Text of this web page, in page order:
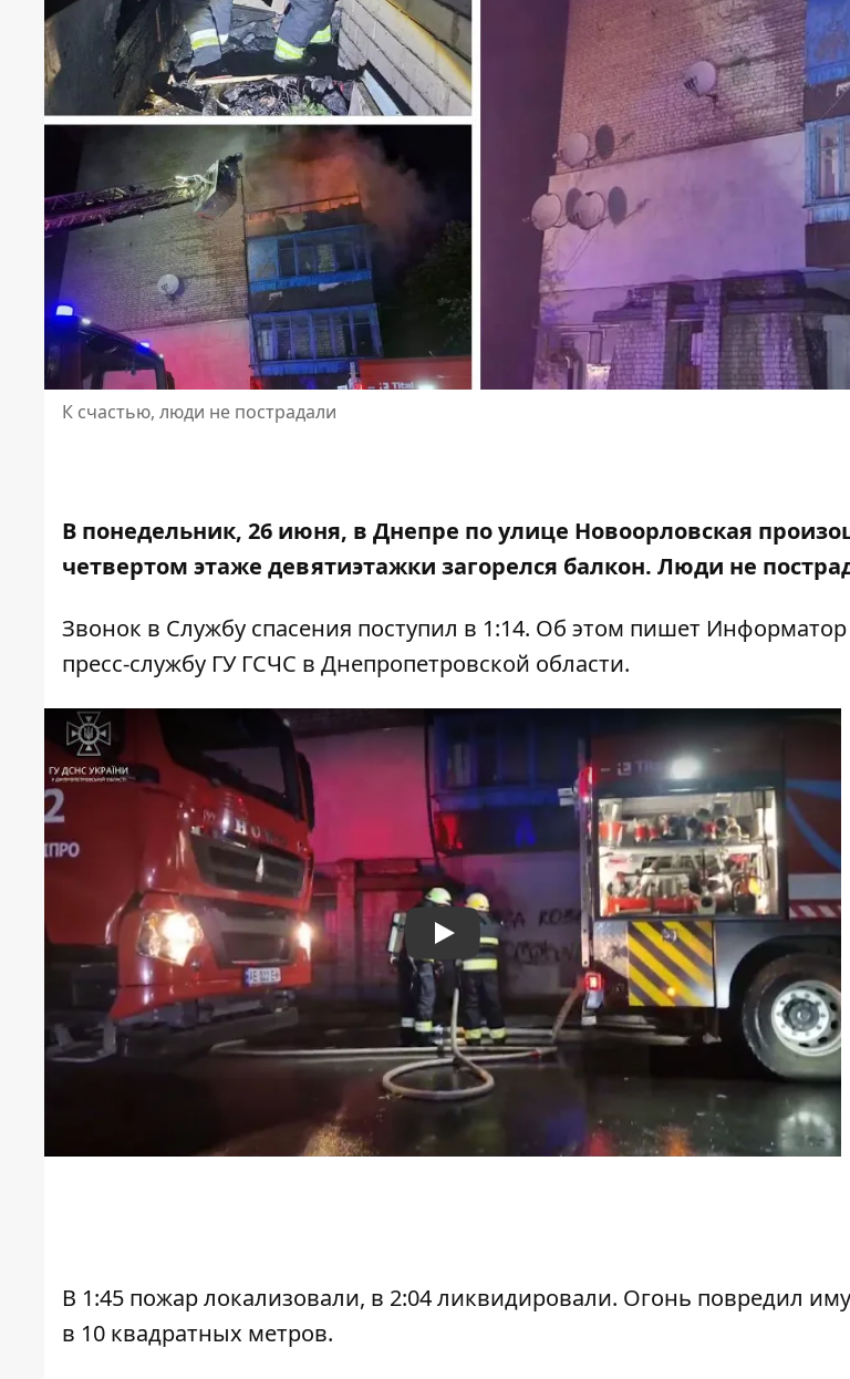
К счастью, люди не пострадали
В понедельник, 26 июня, в Днепре по улице Новоорловская
четвертом этаже девятиэтажки загорелся балкон. Люди не
Звонок в Службу спасения поступил в 1:14. Об этом пишет
пресс-службу ГУ ГСЧС в Днепропетровской области.
Play
В 1:45 пожар локализовали, в 2:04 ликвидировали. Огонь повредил
в 10 квадратных метров.